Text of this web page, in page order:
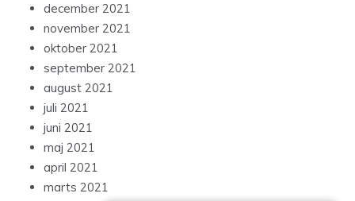
december 2021
november 2021
oktober 2021
september 2021
august 2021
juli 2021
juni 2021
maj 2021
april 2021
marts 2021